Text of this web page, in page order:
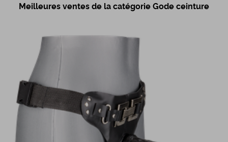
Meilleures ventes de la catégorie Gode ceinture